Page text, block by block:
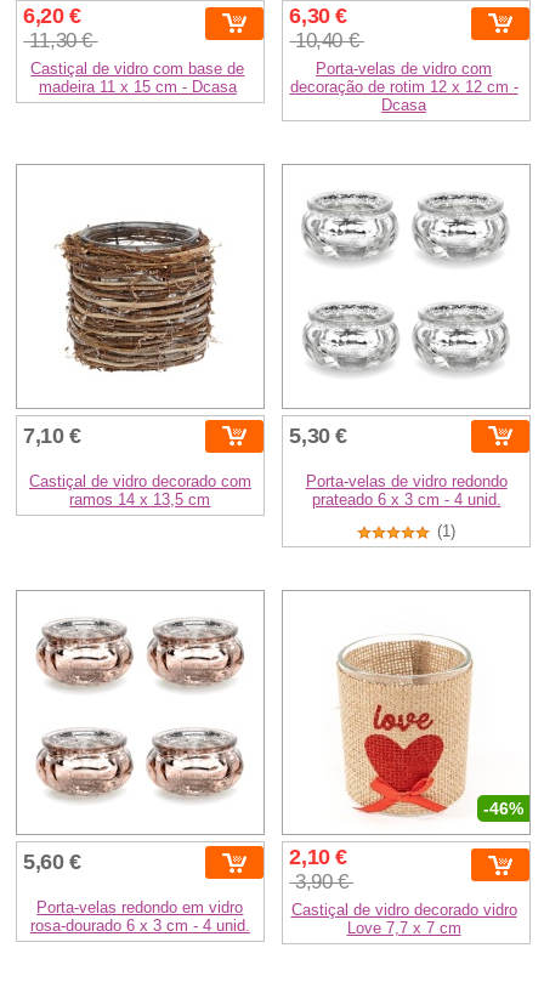
6,20 €
11,30 €
Castiçal de vidro com base de
madeira 11 x 15 cm - Dcasa
6,30 €
10,40 €
Porta-velas de vidro com
decoração de rotim 12 x 12 cm -
Dcasa
7,10 €
Castiçal de vidro decorado com
ramos 14 x 13,5 cm
5,30 €
Porta-velas de vidro redondo
prateado 6 x 3 cm - 4 unid.
(1)
5,60 €
Porta-velas redondo em vidro
rosa-dourado 6 x 3 cm - 4 unid.
-46%
2,10 €
3,90 €
Castiçal de vidro decorado vidro
Love 7,7 x 7 cm